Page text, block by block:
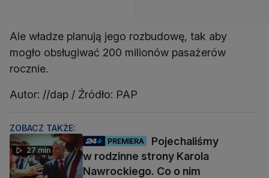
Ale władze planują jego rozbudowę, tak aby
mogło obsługiwać 200 milionów pasażerów
rocznie.
Autor: //dap / Źródło: PAP
ZOBACZ TAKŻE:
27 min
PREMIERA
Pojechaliśmy
w rodzinne strony Karola
Nawrockiego. Co o nim